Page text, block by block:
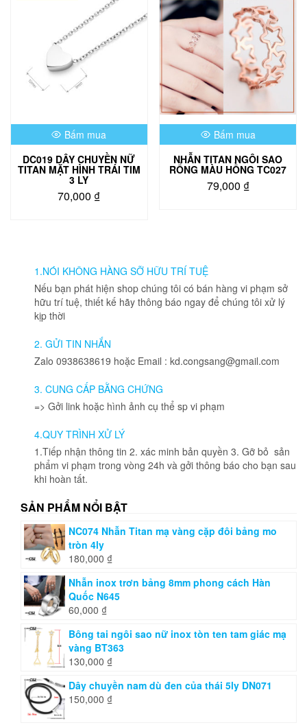
Bấm mua
DC019 DÂY CHUYỀN NỮ
TITAN MẶT HÌNH TRÁI TIM
3 LY
70,000 ₫
Bấm mua
NHẪN TITAN NGÔI SAO
RỔNG MÀU HỒNG TC027
79,000 ₫
1.NÓI KHÔNG HÀNG SỠ HỮU TRÍ TUỆ
Nếu bạn phát hiện shop chúng tôi có bán hàng vi phạm sở
hữu trí tuệ, thiết kế hãy thông báo ngay để chúng tôi xử lý
kịp thời
2. GỬI TIN NHẮN
Zalo 0938638619 hoặc Email : kd.congsang@gmail.com
3. CUNG CẤP BẰNG CHỨNG
=> Gởi link hoặc hình ảnh cụ thể sp vi phạm
4.QUY TRÌNH XỬ LÝ
1.Tiếp nhận thông tin 2. xác minh bản quyền 3. Gỡ bỏ sản
phẩm vi phạm trong vòng 24h và gởi thông báo cho bạn sau
khi hoàn tất.
SẢN PHẨM NỔI BẬT
NC074 Nhẫn Titan mạ vàng cặp đôi bảng mo
tròn 4ly
180,000 ₫
Nhẫn inox trơn bảng 8mm phong cách Hàn
Quốc N645
60,000 ₫
Bông tai ngôi sao nữ inox tòn ten tam giác mạ
vàng BT363
130,000 ₫
Dây chuyền nam dù đen của thái 5ly DN071
150,000 ₫